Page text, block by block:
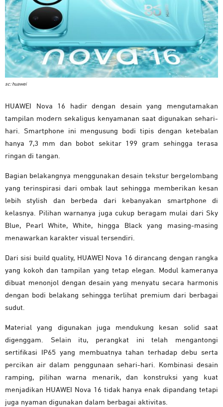
sc: huawei
HUAWEI Nova 16 hadir dengan desain yang mengutamakan
tampilan modern sekaligus kenyamanan saat digunakan sehari-
hari. Smartphone ini mengusung bodi tipis dengan ketebalan
hanya 7,3 mm dan bobot sekitar 199 gram sehingga terasa
ringan di tangan.
Bagian belakangnya menggunakan desain tekstur bergelombang
yang terinspirasi dari ombak laut sehingga memberikan kesan
lebih stylish dan berbeda dari kebanyakan smartphone di
kelasnya. Pilihan warnanya juga cukup beragam mulai dari Sky
Blue, Pearl White, White, hingga Black yang masing-masing
menawarkan karakter visual tersendiri.
Dari sisi build quality, HUAWEI Nova 16 dirancang dengan rangka
yang kokoh dan tampilan yang tetap elegan. Modul kameranya
dibuat menonjol dengan desain yang menyatu secara harmonis
dengan bodi belakang sehingga terlihat premium dari berbagai
sudut.
Material yang digunakan juga mendukung kesan solid saat
digenggam. Selain itu, perangkat ini telah mengantongi
sertifikasi IP65 yang membuatnya tahan terhadap debu serta
percikan air dalam penggunaan sehari-hari. Kombinasi desain
ramping, pilihan warna menarik, dan konstruksi yang kuat
menjadikan HUAWEI Nova 16 tidak hanya enak dipandang tetapi
juga nyaman digunakan dalam berbagai aktivitas.